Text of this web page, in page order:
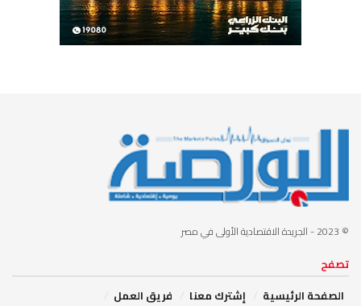
© 2023 - الجريدة الاقتصادية الأولى في مصر
تصفح
الصفحة الرئيسية
إشترك معنا فريق العمل